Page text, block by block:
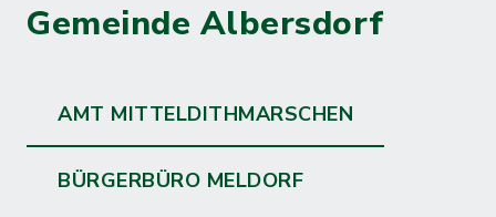
Gemeinde Albersdorf
AMT MITTELDITHMARSCHEN
BÜRGERBÜRO MELDORF